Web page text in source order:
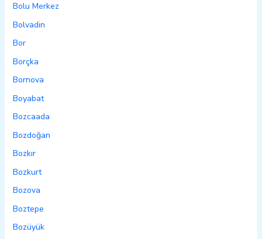
Bolu Merkez
Bolvadin
Bor
Borçka
Bornova
Boyabat
Bozcaada
Bozdoğan
Bozkır
Bozkurt
Bozova
Boztepe
Bozüyük